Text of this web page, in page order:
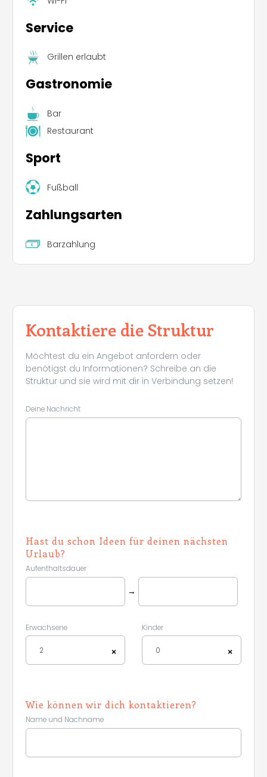
Service
Grillen erlaubt
Gastronomie
Bar
Restaurant
Sport
Fußball
Zahlungsarten
Barzahlung
Kontaktiere die Struktur
Möchtest du ein Angebot anfordern oder
benötigst du Informationen? Schreibe an die
Struktur und sie wird mit dir in Verbindung setzen!
Deine Nachricht
Hast du schon Ideen für deinen nächsten
Urlaub?
Aufenthaltsdauer
→
Erwachsene
×
2
Kinder
×
0
Wie können wir dich kontaktieren?
Name und Nachname